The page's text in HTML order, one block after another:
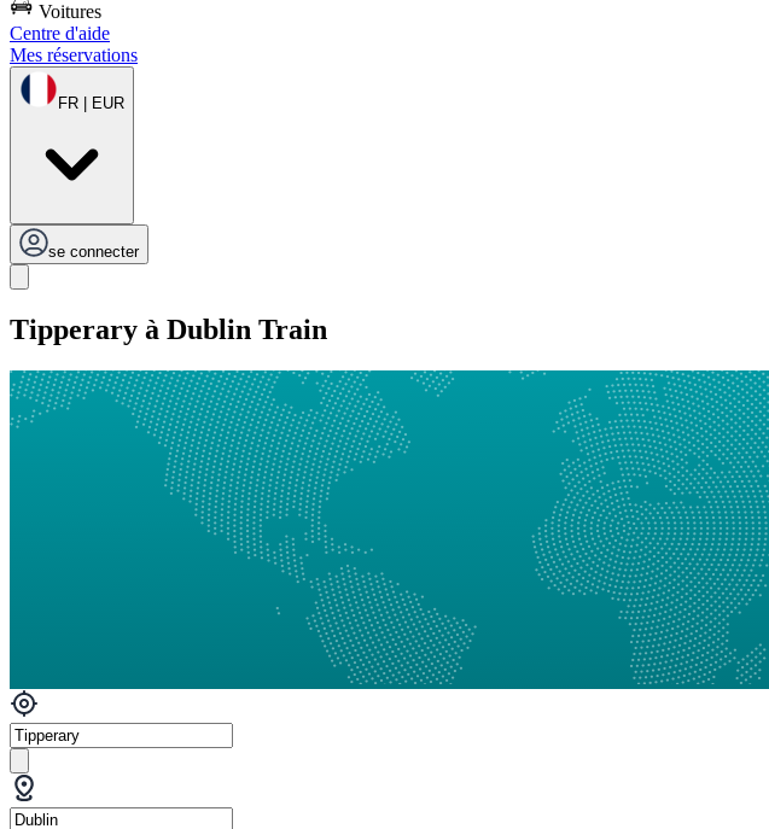
Voitures
Centre d'aide
Mes réservations
FR | EUR
se connecter
Tipperary à Dublin Train